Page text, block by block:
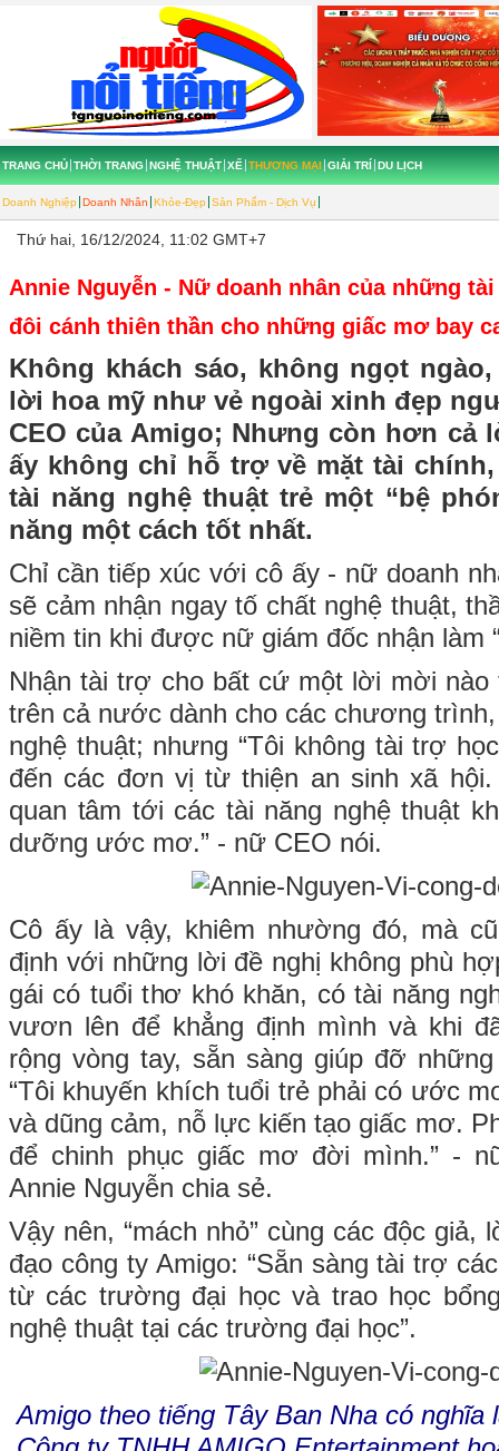
TRANG CHỦ THỜI TRANG NGHỆ THUẬT XẾ THƯƠNG MẠI
Doanh Nghiệp Doanh Nhân Khỏe-Đẹp Sản Phẩm - Dịch Vụ
GIẢI TRÍ DU LỊCH
Thứ hai, 16/12/2024, 11:02 GMT+7
Annie Nguyễn - Nữ doanh nhân của những
đôi cánh thiên thần cho những giấc mơ bay
Không khách sáo, không ngọt
lời hoa mỹ như vẻ ngoài xinh đẹp
CEO của Amigo; Nhưng còn hơn cả
ấy không chỉ hỗ trợ về mặt tài
tài năng nghệ thuật trẻ một “bệ
năng một cách tốt nhất.
Chỉ cần tiếp xúc với cô ấy - nữ doanh
sẽ cảm nhận ngay tố chất nghệ thuật,
niềm tin khi được nữ giám đốc nhận làm
Nhận tài trợ cho bất cứ một lời mời
trên cả nước dành cho các chương
nghệ thuật; nhưng “Tôi không tài trợ
đến các đơn vị từ thiện an sinh xã
quan tâm tới các tài năng nghệ thuật
dưỡng ước mơ.” - nữ CEO nói.
Cô ấy là vậy, khiêm nhường đó, mà
định với những lời đề nghị không phù
gái có tuổi thơ khó khăn, có tài năng
vươn lên để khẳng định mình và khi
rộng vòng tay, sẵn sàng giúp đỡ
“Tôi khuyến khích tuổi trẻ phải có ước
và dũng cảm, nỗ lực kiến tạo giấc mơ.
để chinh phục giấc mơ đời mình.” -
Annie Nguyễn chia sẻ.
Vậy nên, “mách nhỏ” cùng các độc
đạo công ty Amigo: “Sẵn sàng tài trợ
từ các trường đại học và trao học
nghệ thuật tại các trường đại học”.
Amigo theo tiếng Tây Ban Nha có nghĩa